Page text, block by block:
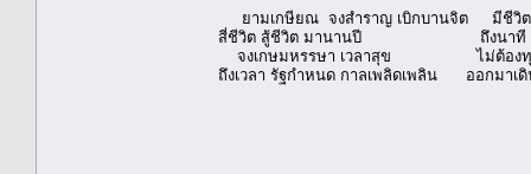
ยามเกษียณ จงสำราญ เบิกบานจิต มีชีวิต
สี่ชีวิต สู้ชีวิต มานานปี ถึงนาที ต้องเ
จงเกษมหรรษา เวลาสุข ไม่ต้องทุกข์
ถึงเวลา รัฐกำหนด กาลเพลิดเพลิน ออกมาเ